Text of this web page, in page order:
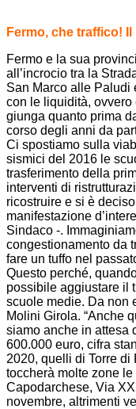
Fermo, che traffico!
Fermo e la sua
all’incrocio tra la
San Marco alle Paludi
con le liquidità,
giunga quanto prima
corso degli anni da
Ci spostiamo sulla
sismici del 2016 le
trasferimento della
interventi di
ricostruire e si è
manifestazione
Sindaco -.
congestionamento da
fare un tuffo nel
Questo perché,
possibile aggiustare il
scuole medie. Da non
Molini Girola. “Anche
siamo anche in attesa
600.000 euro, cifra
2020, quelli di Torre di
toccherà molte zone
Capodarchese, Via
novembre, altrimenti